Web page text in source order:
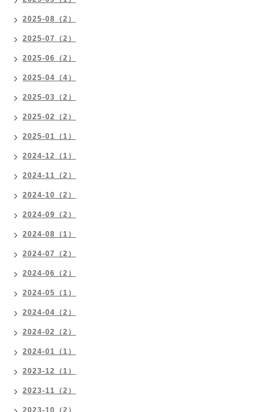
2025-08（2）
2025-07（2）
2025-06（2）
2025-04（4）
2025-03（2）
2025-02（2）
2025-01（1）
2024-12（1）
2024-11（2）
2024-10（2）
2024-09（2）
2024-08（1）
2024-07（2）
2024-06（2）
2024-05（1）
2024-04（2）
2024-02（2）
2024-01（1）
2023-12（1）
2023-11（2）
2023-10（2）